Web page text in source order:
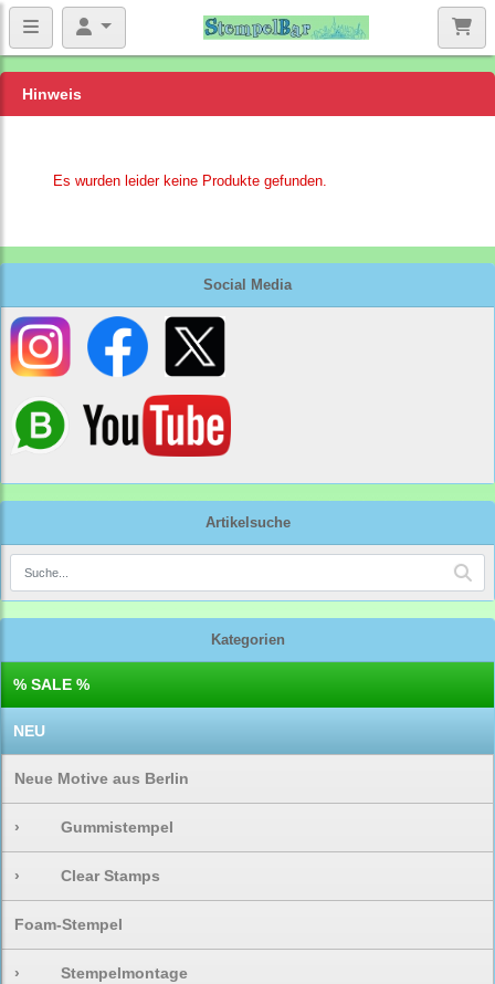
Social Media
Artikelsuche
Kategorien
% SALE %
NEU
Neue Motive aus Berlin
› Gummistempel
› Clear Stamps
Foam-Stempel
› Stempelmontage
Hinweis
Es wurden leider keine Produkte gefunden.